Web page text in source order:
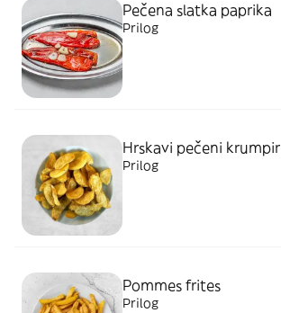
Pečena slatka paprika
Prilog
Hrskavi pečeni krumpir
Prilog
Pommes frites
Prilog